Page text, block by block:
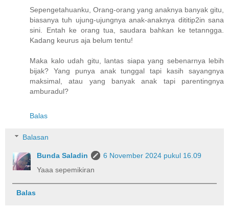
Sepengetahuanku, Orang-orang yang anaknya banyak gitu,
biasanya tuh ujung-ujungnya anak-anaknya dititip2in sana
sini. Entah ke orang tua, saudara bahkan ke tetanngga.
Kadang keurus aja belum tentu!
Maka kalo udah gitu, lantas siapa yang sebenarnya lebih
bijak? Yang punya anak tunggal tapi kasih sayangnya
maksimal, atau yang banyak anak tapi parentingnya
amburadul?
Balas
Balasan
Bunda Saladin
6 November 2024 pukul 16.09
Yaaa sepemikiran
Balas